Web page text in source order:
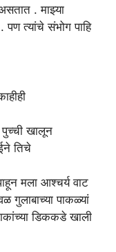
. माझ्या
त्यांचे संभोग पाहि
खालून
तिचे
मला आश्चर्य वाट
गुलाबाच्या पाकळ्यां
डिककडे खाली